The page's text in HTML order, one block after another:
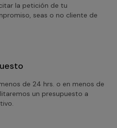
la petición de tu
seas o no cliente de
de 24 hrs. o en menos de
un presupuesto a